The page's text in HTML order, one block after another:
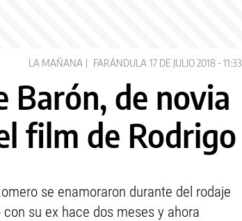
LA MAÑANA FARÁNDULA 17 DE JULIO 2018 - 11:33
Barón, de novia
film de Rodrigo
se enamoraron durante del rodaje
su ex hace dos meses y ahora